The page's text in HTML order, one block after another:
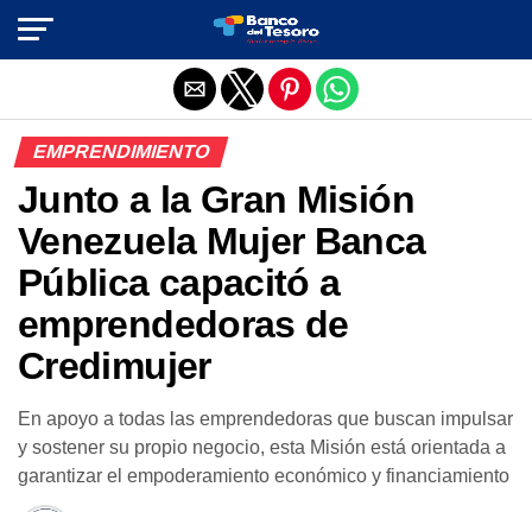
EMPRENDIMIENTO
Junto a la Gran Misión
Venezuela Mujer Banca
Pública capacitó a
emprendedoras de
Credimujer
En apoyo a todas las emprendedoras que buscan impulsar
y sostener su propio negocio, esta Misión está orientada a
garantizar el empoderamiento económico y financiamiento
Salir de la versión móvil